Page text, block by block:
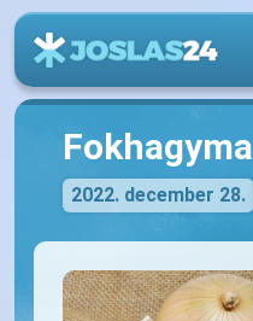
Fokhagyma
2022. december 28.